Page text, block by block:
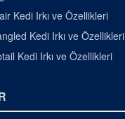
Kedi Irkı ve Özellikleri
Kedi Irkı ve Özellikleri
Kedi Irkı ve Özellikleri